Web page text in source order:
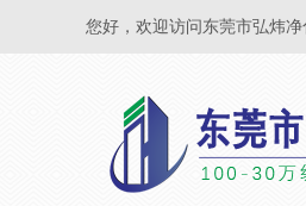
您好，欢迎访问东莞市弘炜净